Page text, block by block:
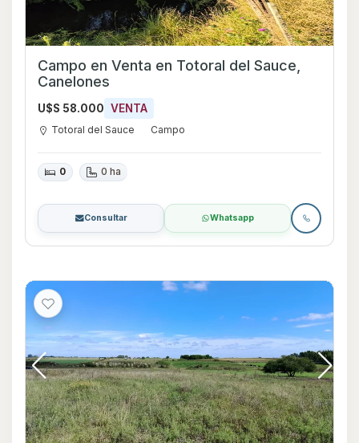
Campo en Venta en Totoral del Sauce,
Canelones
U$S 58.000 VENTA
Totoral del Sauce Campo
0 0 ha
Consultar Whatsapp